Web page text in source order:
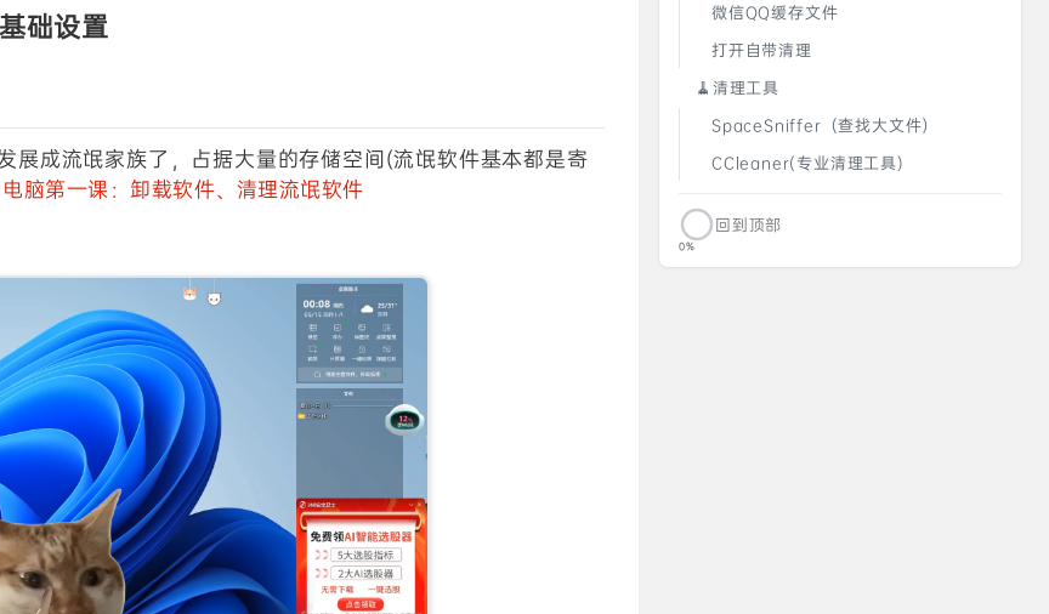
为系统默认下载路径在C盘，里面可能存着你没备份的重要
础设置
展成流氓家族了，占据大量的存储空间(流氓软件基本都是寄
电脑第一课：卸载软件、清理流氓软件
微信QQ缓存文件
打开自带清理
🧹清理工具
SpaceSniffer（查找大文件）
CCleaner(专业清理工具)
0%
回到顶部